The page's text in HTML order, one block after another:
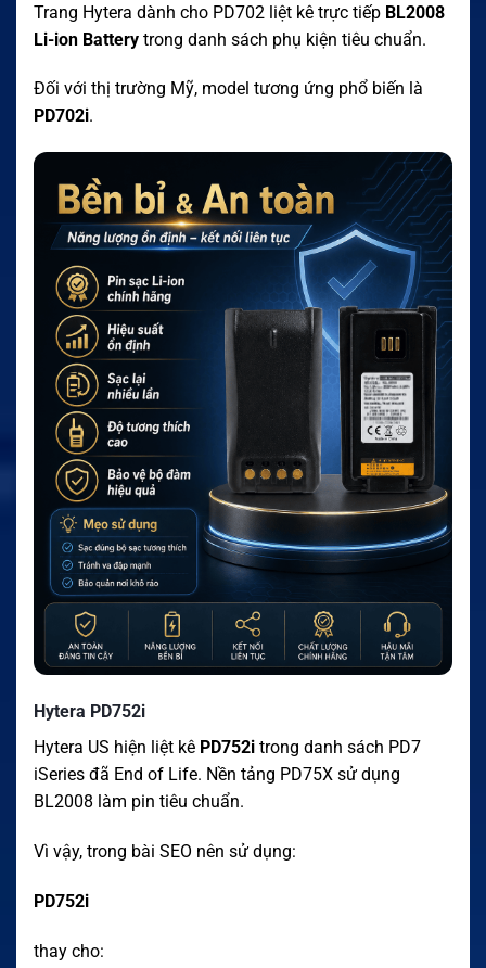
Trang Hytera dành cho PD702 liệt kê trực tiếp BL2008
Li-ion Battery trong danh sách phụ kiện tiêu chuẩn.
Đối với thị trường Mỹ, model tương ứng phổ biến là
PD702i.
Hytera PD752i
Hytera US hiện liệt kê PD752i trong danh sách PD7
iSeries đã End of Life. Nền tảng PD75X sử dụng
BL2008 làm pin tiêu chuẩn.
Vì vậy, trong bài SEO nên sử dụng:
PD752i
thay cho: